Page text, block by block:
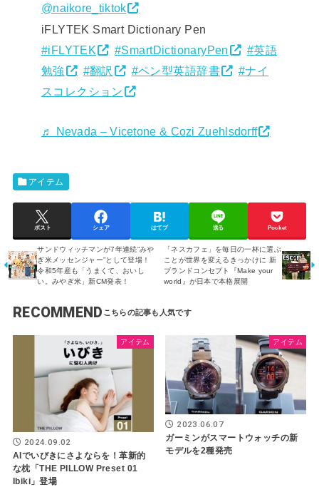
@naikore_tiktok
iFLYTEK Smart Dictionary Pen
#iFLYTEK
#SmartDictionaryPen
#英語
勉強
#翻訳 #ペン型英語辞書
#ナイ
スコレクション
♬ Nevada – Vicetone & Cozi Zuehlsdorff
アイテム
ポスト シェア はてブ 送る Pocket
サンドウィッチマンが7年連続“みや
ぎ米メッセンジャー”として登場！
令和5年産も「うまくて、おいし
い。みやぎ米」新CM発表！
「ネスカフェ」を毎日の一杯に選ぶ
ことが世界を変えるきっかけに 新
ブランドコンセプト『Make your
world』が日本で本格展開
RECOMMEND
アイテム
2024.09.02
AIでいびきにさよならを！革新的
な枕「THE PILLOW Preset 01
Ibiki」登場
アイテム
2023.06.07
ガーミンがスマートウォッチの新
モデルを2種発売